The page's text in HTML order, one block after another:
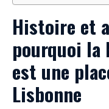
Histoire et
pourquoi la
est une
Lisbonne